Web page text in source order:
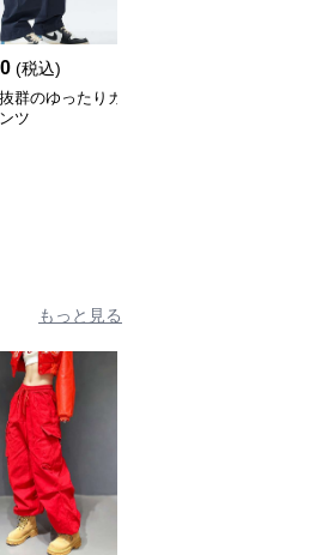
(税込)
群のゆったりカ
ツ
もっと見る